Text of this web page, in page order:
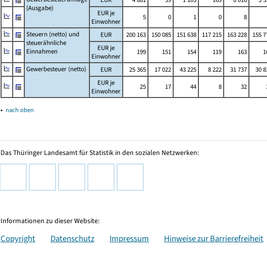
(Ausgabe)
EUR je
Einwohner
5 0 1 0 8
Steuern (netto) und
steuerähnliche
Einnahmen
EUR 200 163 150 085 151 638 117 215 163 228 155
EUR je
Einwohner
199 151 154 119 163
Gewerbesteuer (netto)
EUR 25 365 17 022 43 225 8 222 31 737 30
EUR je
Einwohner
25 17 44 8 32
▴ nach oben
Das Thüringer Landesamt für Statistik in den sozialen Netzwerken:
Informationen zu dieser Website:
Copyright Datenschutz Impressum Hinweise zur Barrierefreiheit